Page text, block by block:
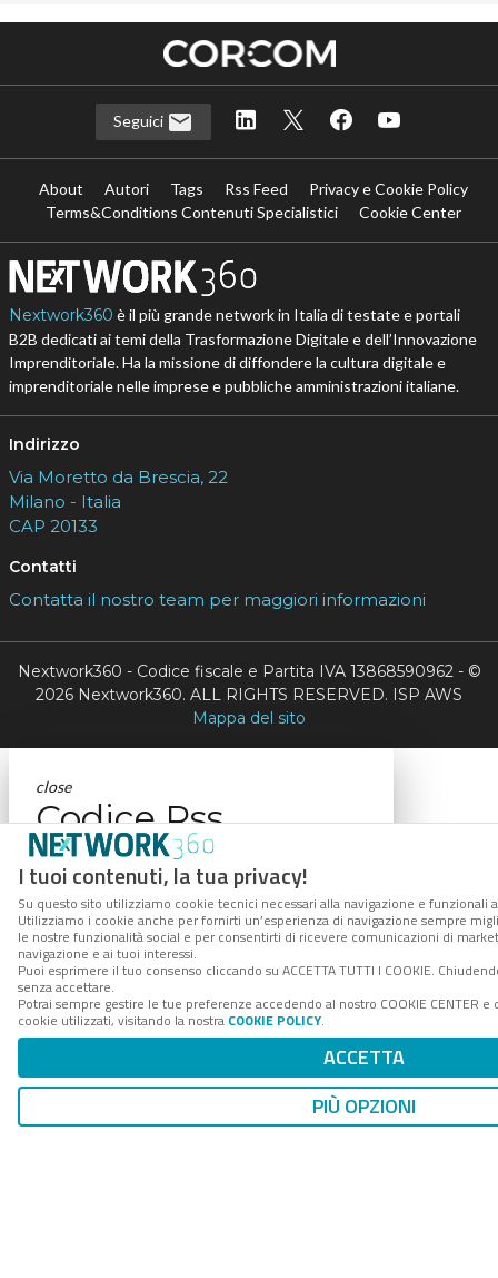
I tuoi contenuti, la tua privacy!
Su questo sito utilizziamo cookie tecnici necessari alla navigazione e funzionali
Utilizziamo i cookie anche per fornirti un’esperienza di navigazione sempre
le nostre funzionalità social e per consentirti di ricevere comunicazioni di
navigazione e ai tuoi interessi.
Puoi esprimere il tuo consenso cliccando su ACCETTA TUTTI I COOKIE.
senza accettare.
Potrai sempre gestire le tue preferenze accedendo al nostro COOKIE CENTER
cookie utilizzati, visitando la nostra COOKIE POLICY.
ACCETTA
PIÙ OPZIONI
Seguici
About Autori Tags Rss Feed
Privacy e Cookie Policy
Terms&Conditions Contenuti Specialistici
Cookie Center
Nextwork360 è il più grande network in Italia di testate e portali
B2B dedicati ai temi della Trasformazione Digitale e dell’Innovazione
Imprenditoriale. Ha la missione di diffondere la cultura digitale e
imprenditoriale nelle imprese e pubbliche amministrazioni italiane.
Indirizzo
Via Moretto da Brescia, 22
Milano - Italia
CAP 20133
Contatti
Contatta il nostro team per maggiori informazioni
Nextwork360 - Codice fiscale e Partita IVA 13868590962 - ©
2026 Nextwork360. ALL RIGHTS RESERVED. ISP AWS
Mappa del sito
close
Codice Rss
Clicca sul pulsante per copiare il link RSS negli
appunti.
RSS link
COPIA LINK
Codice Rss